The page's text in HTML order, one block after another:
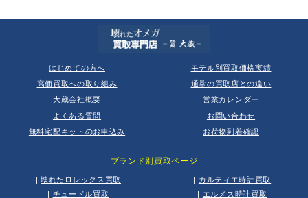
はじめての方へ
モデル別買取価格実績
高価買取への取り組み
通常の買取店との違い
大蔵会社概要
営業カレンダー
よくある質問
お問い合わせ
無料宅配キットのお申込み
お荷物到着確認
ブランド別買取ページ
|壊れたロレックス買取
| チュードル買取
| カルティエ時計買取
| エルメス時計買取